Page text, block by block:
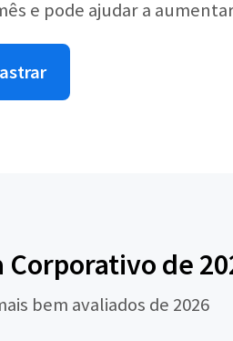
e pode ajudar a
Corporativo de
bem avaliados de 2026